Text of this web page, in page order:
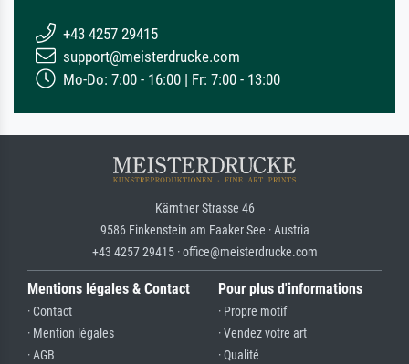
+43 4257 29415
support@meisterdrucke.com
Mo-Do: 7:00 - 16:00 | Fr: 7:00 - 13:00
Kärntner Strasse 46
9586 Finkenstein am Faaker See · Austria
+43 4257 29415 · office@meisterdrucke.com
Mentions légales & Contact
· Contact
· Mention légales
· AGB
Pour plus d'informations
· Propre motif
· Vendez votre art
· Qualité